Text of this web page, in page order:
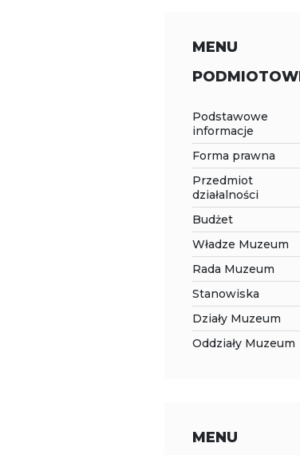
MENU
Podstawowe
informacje
Forma prawna
Przedmiot
działalności
Budżet
Władze Muzeum
Rada Muzeum
Stanowiska
Działy Muzeum
Oddziały Muzeum
MENU